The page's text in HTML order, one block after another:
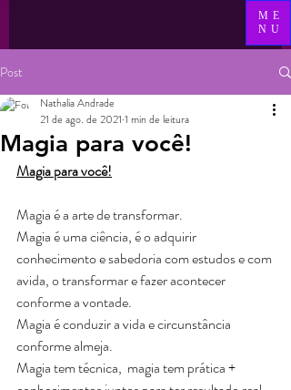
ME
NU
Post
Magia para você!
Nathalia Andrade
21 de ago. de 2021 1 min de leitura
Magia para você!
Magia é a arte de transformar.
Magia é uma ciência, é o adquirir
conhecimento e sabedoria com estudos e com
avida, o transformar e fazer acontecer
conforme a vontade.
Magia é conduzir a vida e circunstância
conforme almeja.
Magia tem técnica,  magia tem prática +